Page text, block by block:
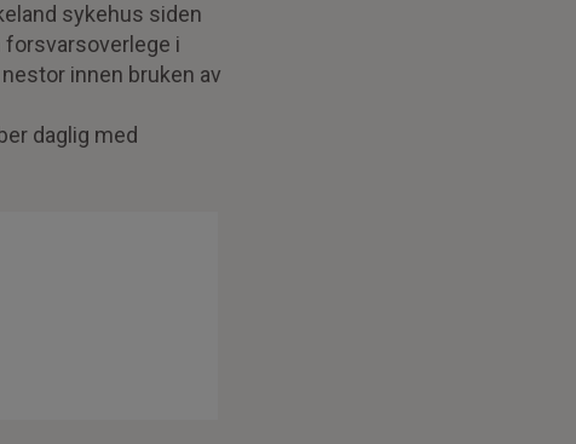
sykehus siden
forsvarsoverlege i
innen bruken av
daglig med